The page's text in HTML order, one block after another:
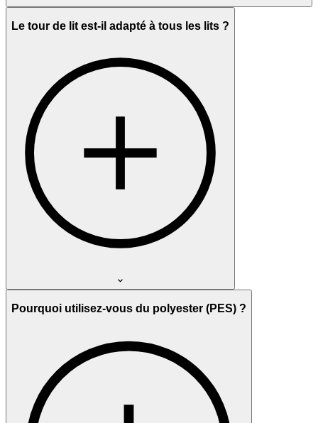
Le tour de lit est-il adapté à tous les lits ?
Pourquoi utilisez-vous du polyester (PES) ?